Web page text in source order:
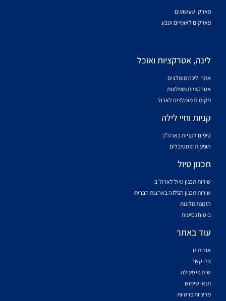
פארקי שעשועים
פארקים לאומיים וטבע
לינה, אטרקציות ואוכל
אתרי לינה מומלצים
אטרקציות מומלצות
מקומות מומלצים לאכול
קניות וחיי לילה
טיפים לקניות בארה"ב
הופעות ופסטיבלים
תכנון טיול
שירות תכנון טיול לארה"ב
שירות תכנון הפלגה בארצות הברית
הזמנת מלונות
ביטוח נסיעות
עוד באתר
אודותינו
צרו קשר
שיתופי פעולה
תנאי שימוש
מדיניות פרטיות